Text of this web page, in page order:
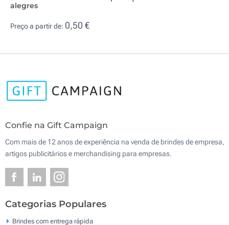
alegres
Preço a partir de: 0,50 €
Confie na Gift Campaign
Com mais de 12 anos de experiência na venda de brindes de empresa,
artigos publicitários e merchandising para empresas.
Categorias Populares
Brindes com entrega rápida